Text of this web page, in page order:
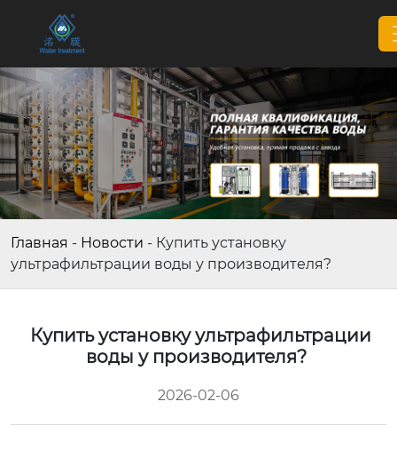
Главная - Новости - Купить установку
ультрафильтрации воды у производителя?
Купить установку ультрафильтрации
воды у производителя?
2026-02-06